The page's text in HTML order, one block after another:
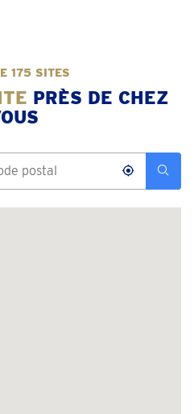
175 SITES
PRÈS DE CHEZ